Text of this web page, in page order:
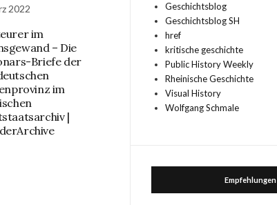
2022
im
– Die
Briefe der
im
|
Geschichtsblog
Geschichtsblog SH
href
kritische geschichte
Public History Weekly
Rheinische Geschichte
Visual History
Wolfgang Schmale
Empfehlungen